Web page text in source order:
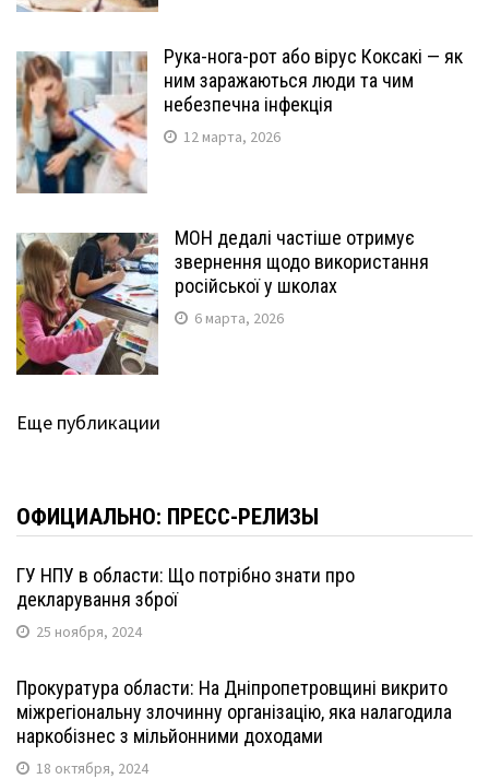
Рука-нога-рот або вірус Коксакі — як
ним заражаються люди та чим
небезпечна інфекція
12 марта, 2026
МОН дедалі частіше отримує
звернення щодо використання
російської у школах
6 марта, 2026
Еще публикации
ОФИЦИАЛЬНО: ПРЕСС-РЕЛИЗЫ
ГУ НПУ в области: Що потрібно знати про
декларування зброї
25 ноября, 2024
Прокуратура области: На Дніпропетровщині викрито
міжрегіональну злочинну організацію, яка налагодила
наркобізнес з мільйонними доходами
18 октября, 2024